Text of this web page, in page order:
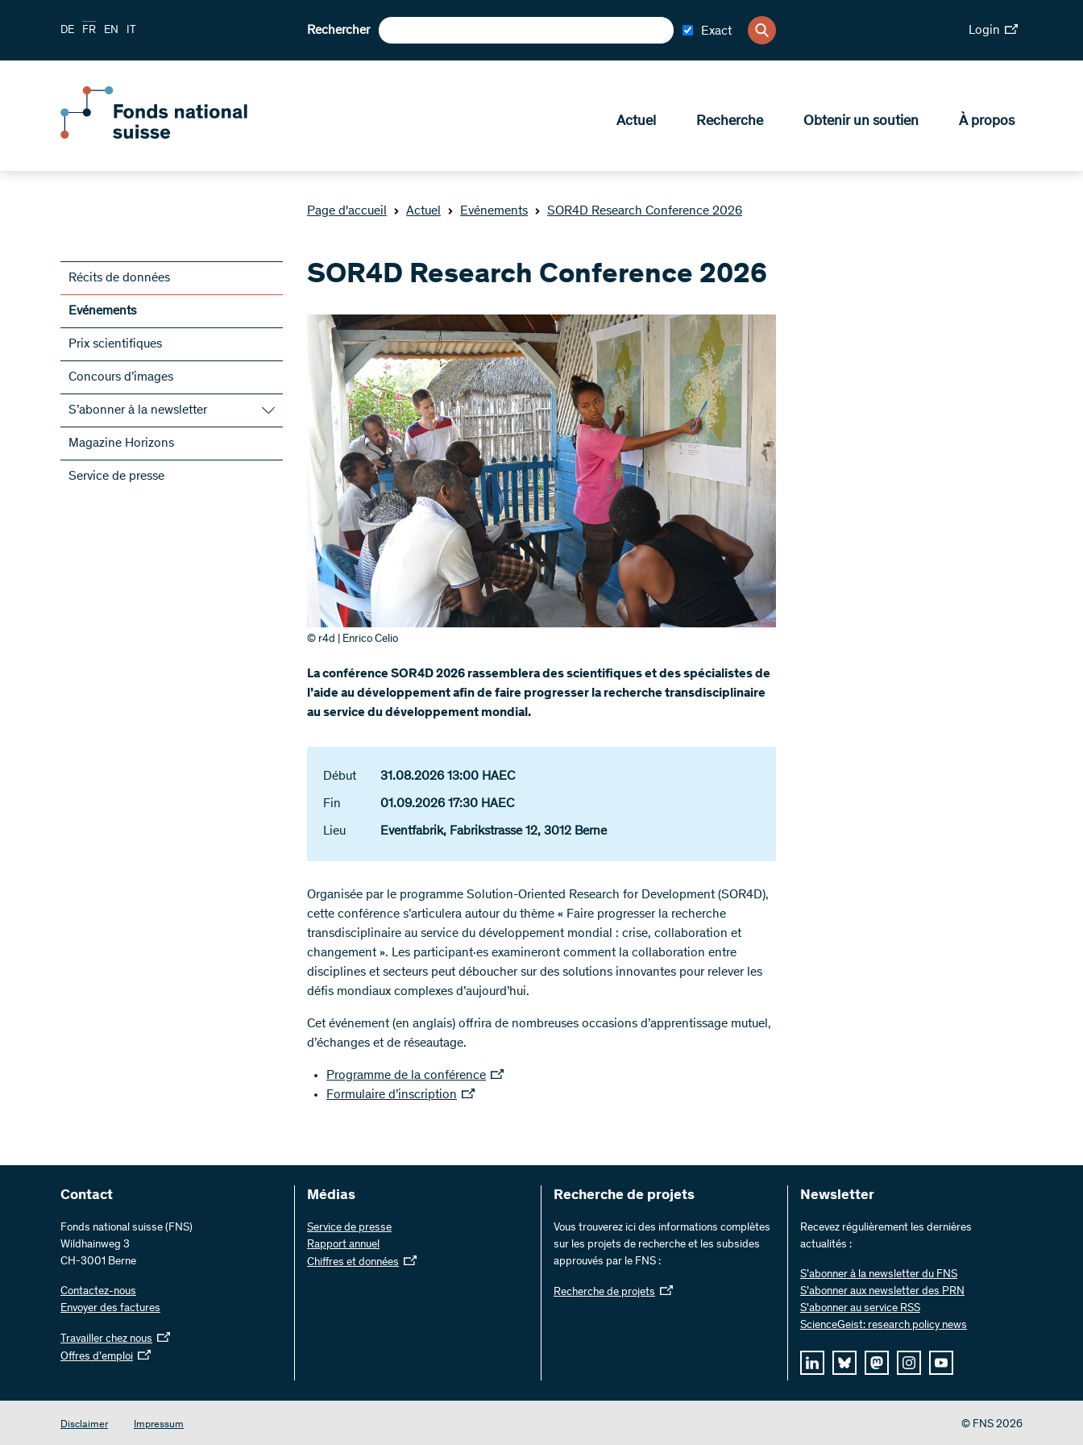
DE FR EN IT Rechercher Exact Login
Actuel Recherche Obtenir un soutien À propos
Page d'accueil Actuel Evénements SOR4D Research Conference 2026
Récits de données
Evénements
Prix scientifiques
Concours d’images
S’abonner à la newsletter
S’abonner à la newsletter du FNS
S’abonner aux newsletter des PRN
ScienceGeist
Magazine Horizons
Service de presse
SOR4D Research Conference 2026
© r4d | Enrico Celio
La conférence SOR4D 2026 rassemblera des scientifiques et des spécialistes de
l’aide au développement afin de faire progresser la recherche transdisciplinaire
au service du développement mondial.
Début 31.08.2026 13:00 HAEC
Fin 01.09.2026 17:30 HAEC
Lieu Eventfabrik, Fabrikstrasse 12, 3012 Berne
Organisée par le programme Solution-Oriented Research for Development (SOR4D),
cette conférence s’articulera autour du thème « Faire progresser la recherche
transdisciplinaire au service du développement mondial : crise, collaboration et
changement ». Les participant·es examineront comment la collaboration entre
disciplines et secteurs peut déboucher sur des solutions innovantes pour relever les
défis mondiaux complexes d’aujourd’hui.
Cet événement (en anglais) offrira de nombreuses occasions d’apprentissage mutuel,
d’échanges et de réseautage.
Programme de la conférence
Formulaire d’inscription
Contact
Fonds national suisse (FNS)
Wildhainweg 3
CH-3001 Berne
Contactez-nous
Envoyer des factures
Travailler chez nous
Offres d’emploi
Médias
Service de presse
Rapport annuel
Chiffres et données
Recherche de projets
Vous trouverez ici des informations complètes
sur les projets de recherche et les subsides
approuvés par le FNS :
Recherche de projets
Newsletter
Recevez régulièrement les dernières
actualités :
S’abonner à la newsletter du FNS
S’abonner aux newsletter des PRN
S'abonner au service RSS
ScienceGeist: research policy news
Disclaimer Impressum © FNS 2026